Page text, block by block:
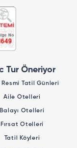
Tur Öneriyor
Resmi Tatil Günleri
Aile Otelleri
Balayı Otelleri
Fırsat Otelleri
Tatil Köyleri